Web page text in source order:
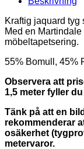
Kraftig jaquard tyg
Med en
möbeltapetsering.
55% Bomull, 45%
Observera att
1,5 meter fyller
Tänk på att en
rekommenderar
osäkerhet
metervaror.